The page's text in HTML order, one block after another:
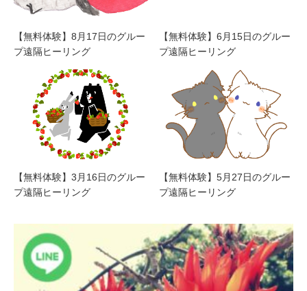
【無料体験】8月17日のグルー
プ遠隔ヒーリング
【無料体験】6月15日のグルー
プ遠隔ヒーリング
【無料体験】3月16日のグルー
プ遠隔ヒーリング
【無料体験】5月27日のグルー
プ遠隔ヒーリング